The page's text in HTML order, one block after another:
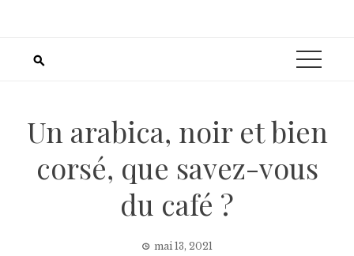
Un arabica, noir et bien
corsé, que savez-vous
du café ?
mai 13, 2021